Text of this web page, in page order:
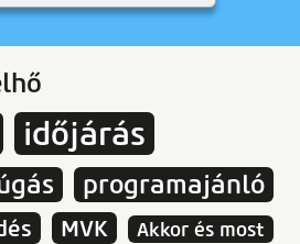
időjárás
programajánló
MVK
Akkor és most